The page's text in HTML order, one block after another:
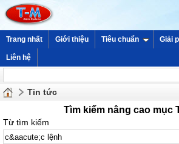
Trang nhất Giới thiệu Tiêu chuẩn Giải
Liên hệ
Tin tức
Tìm kiếm nâng cao mục
Từ tìm kiếm